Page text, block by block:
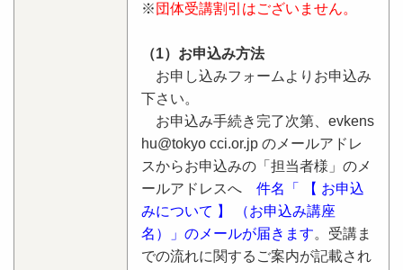
※ 団体受講割引はございません。
（1）お申込み方法
お申し込みフォームよりお申込み
下さい。
お申込み手続き完了次第、evkens
hu@tokyo cci.or.jp のメールアドレ
スからお申込みの「担当者様」のメ
ールアドレスへ 件名「 【 お申込
みについて 】 （お申込み講座
名）」のメールが届きます。受講ま
での流れに関するご案内が記載され